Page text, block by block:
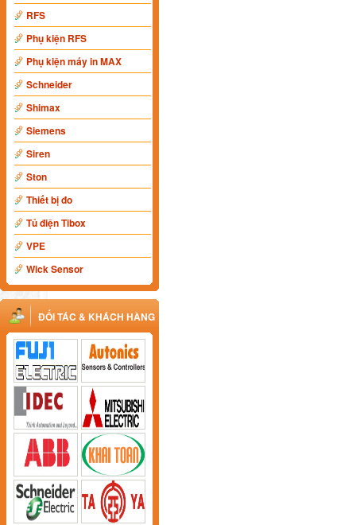
RFS
Phụ kiện RFS
Phụ kiện máy in MAX
Schneider
Shimax
Siemens
Siren
Ston
Thiết bị đo
Tủ điện Tibox
VPE
Wick Sensor
ĐỐI TÁC & KHÁCH HÀNG